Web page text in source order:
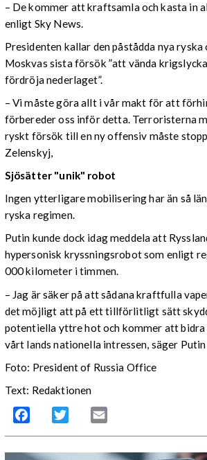
– De kommer att kraftsamla och kasta in
enligt Sky News.
Presidenten kallar den påstådda nya
Moskvas sista försök ”att vända
fördröja nederlaget”.
– Vi måste göra allt i vår makt för att
förbereder oss inför detta. Terroristerna
ryskt försök till en ny offensiv måste
Zelenskyj,
Sjösätter "unik" robot
Ingen ytterligare mobilisering har än så
ryska regimen.
Putin kunde dock idag meddela att
hypersonisk kryssningsrobot som enligt
000 kilometer i timmen.
– Jag är säker på att sådana kraftfulla
det möjligt att på ett tillförlitligt sätt
potentiella yttre hot och kommer att
vårt lands nationella intressen, säger
Foto: President of Russia Office
Text: Redaktionen
Facebook Twitter